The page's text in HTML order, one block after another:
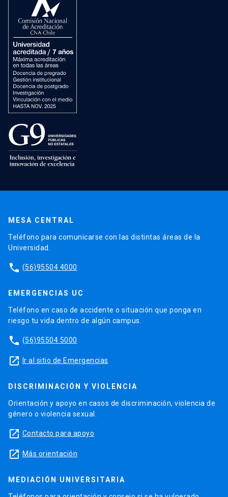
MESA CENTRAL
Teléfono para comunicarse con las distintas áreas de la
Universidad.
phone (56)95504 4000
EMERGENCIAS UC
Teléfono en caso de accidente o situación que ponga en
riesgo tu vida dentro de algún campus.
phone (56)95504 5000
launch Ir al sitio de Emergencias
DISCRIMINACIÓN Y VIOLENCIA
Orientación y apoyo en casos de discriminación, violencia de
género o violencia sexual.
launch Contacto para apoyo
launch Más orientación
MEDIACIÓN UNIVERSITARIA